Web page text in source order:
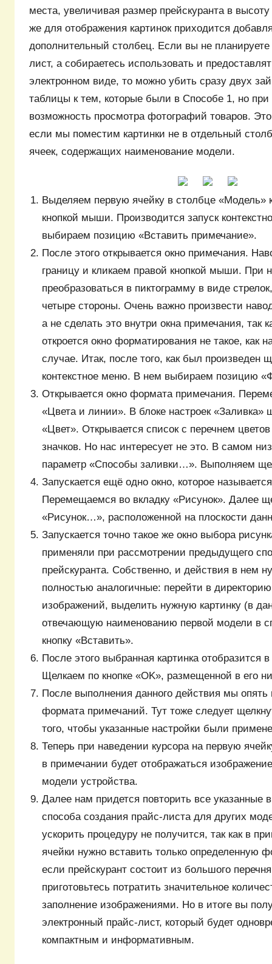
места, увеличивая размер прейскуранта в
же для отображения картинок приходится
дополнительный столбец. Если вы не планируете
лист, а собираетесь использовать и
электронном виде, то можно убить сразу двух
таблицы к тем, которые были в Способе 1, но при
возможность просмотра фотографий товаров.
если мы поместим картинки не в отдельный
ячеек, содержащих наименование модели.
Выделяем первую ячейку в столбце «Модель»
кнопкой мыши. Производится запуск
выбираем позицию «Вставить примечание».
После этого открывается окно примечания.
границу и кликаем правой кнопкой мыши. При
преобразоваться в пиктограмму в виде
четыре стороны. Очень важно произвести
а не сделать это внутри окна примечания, так
откроется окно форматирования не такое, как
случае. Итак, после того, как был произведен
контекстное меню. В нем выбираем позицию
Открывается окно формата примечания.
«Цвета и линии». В блоке настроек «Заливка»
«Цвет». Открывается список с перечнем
значков. Но нас интересует не это. В самом
параметр «Способы заливки…». Выполняем
Запускается ещё одно окно, которое
Перемещаемся во вкладку «Рисунок». Далее
«Рисунок…», расположенной на плоскости
Запускается точно такое же окно выбора
применяли при рассмотрении предыдущего
прейскуранта. Собственно, и действия в нем
полностью аналогичные: перейти в
изображений, выделить нужную картинку (в
отвечающую наименованию первой модели в
кнопку «Вставить».
После этого выбранная картинка отобразится
Щелкаем по кнопке «OK», размещенной в его
После выполнения данного действия мы опять
формата примечаний. Тут тоже следует
того, чтобы указанные настройки были
Теперь при наведении курсора на первую
в примечании будет отображаться
модели устройства.
Далее нам придется повторить все указанные
способа создания прайс-листа для других
ускорить процедуру не получится, так как в
ячейки нужно вставить только определенную
если прейскурант состоит из большого
приготовьтесь потратить значительное
заполнение изображениями. Но в итоге вы
электронный прайс-лист, который будет
компактным и информативным.